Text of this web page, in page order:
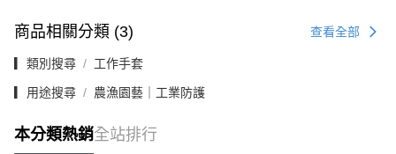
商品相關分類 (3) 查看全部
▎類別搜尋 工作手套
▎用途搜尋 農漁園藝｜工業防護
本分類熱銷全站排行